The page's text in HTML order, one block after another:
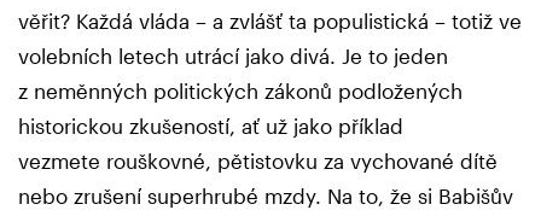
věřit? Každá vláda – a zvlášť ta populistická – totiž ve
volebních letech utrácí jako divá. Je to jeden
z neměnných politických zákonů podložených
historickou zkušeností, ať už jako příklad
vezmete rouškovné, pětistovku za vychované dítě
nebo zrušení superhrubé mzdy. Na to, že si Babišův